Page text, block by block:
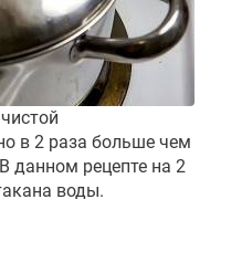
в 2 раза больше чем
данном рецепте на 2
воды.